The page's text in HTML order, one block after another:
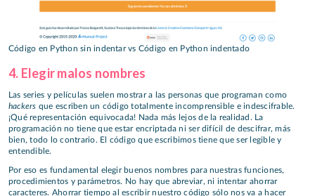
Código en Python sin indentar vs Código en Python indentado
4. Elegir malos nombres
Las series y películas suelen mostrar a las personas que programan como
hackers que escriben un código totalmente incomprensible e indescifrable.
¡Qué representación equivocada! Nada más lejos de la realidad. La
programación no tiene que estar encriptada ni ser difícil de descifrar, más
bien, todo lo contrario. El código que escribimos tiene que ser legible y
entendible.
Por eso es fundamental elegir buenos nombres para nuestras funciones,
procedimientos y parámetros. No hay que abreviar, ni intentar ahorrar
caracteres. Ahorrar tiempo al escribir nuestro código sólo nos va a hacer